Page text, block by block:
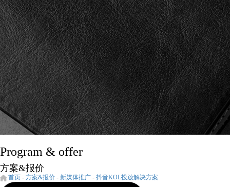
Program & offer
方案&报价
首页 - 方案&报价 - 新媒体推广 - 抖音KOL投放解决方案